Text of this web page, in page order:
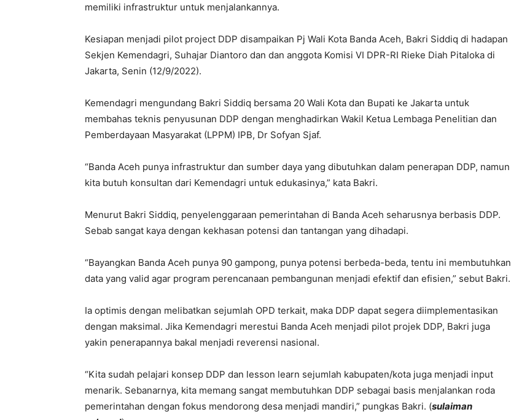
memiliki infrastruktur untuk menjalankannya.
Kesiapan menjadi pilot project DDP disampaikan Pj Wali Kota Banda Aceh, Bakri Siddiq di hadapan
Sekjen Kemendagri, Suhajar Diantoro dan dan anggota Komisi VI DPR-RI Rieke Diah Pitaloka di
Jakarta, Senin (12/9/2022).
Kemendagri mengundang Bakri Siddiq bersama 20 Wali Kota dan Bupati ke Jakarta untuk
membahas teknis penyusunan DDP dengan menghadirkan Wakil Ketua Lembaga Penelitian dan
Pemberdayaan Masyarakat (LPPM) IPB, Dr Sofyan Sjaf.
“Banda Aceh punya infrastruktur dan sumber daya yang dibutuhkan dalam penerapan DDP, namun
kita butuh konsultan dari Kemendagri untuk edukasinya,” kata Bakri.
Menurut Bakri Siddiq, penyelenggaraan pemerintahan di Banda Aceh seharusnya berbasis DDP.
Sebab sangat kaya dengan kekhasan potensi dan tantangan yang dihadapi.
“Bayangkan Banda Aceh punya 90 gampong, punya potensi berbeda-beda, tentu ini membutuhkan
data yang valid agar program perencanaan pembangunan menjadi efektif dan efisien,” sebut Bakri.
Ia optimis dengan melibatkan sejumlah OPD terkait, maka DDP dapat segera diimplementasikan
dengan maksimal. Jika Kemendagri merestui Banda Aceh menjadi pilot projek DDP, Bakri juga
yakin penerapannya bakal menjadi reverensi nasional.
“Kita sudah pelajari konsep DDP dan lesson learn sejumlah kabupaten/kota juga menjadi input
menarik. Sebanarnya, kita memang sangat membutuhkan DDP sebagai basis menjalankan roda
pemerintahan dengan fokus mendorong desa menjadi mandiri,” pungkas Bakri. (sulaiman